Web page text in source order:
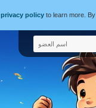
privacy policyto learn more. By